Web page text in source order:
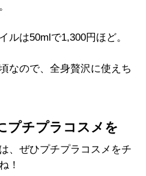
ルは50mlで1,300円ほど。
なので、全身贅沢に使えち
プチプラコスメを
、ぜひプチプラコスメをチ
！